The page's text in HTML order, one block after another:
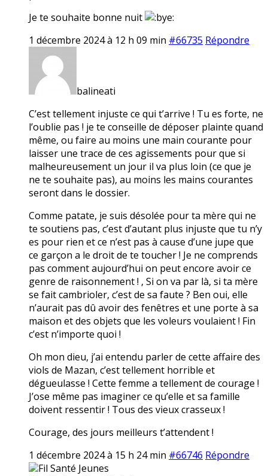
Je te souhaite bonne nuit
1 décembre 2024 à 12 h 09 min #66735 Répondre
balineati
C’est tellement injuste ce qui t’arrive ! Tu es forte, ne
l’oublie pas ! je te conseille de déposer plainte quand
même, ou faire au moins une main courante pour
laisser une trace de ces agissements pour que si
malheureusement un jour il va plus loin (ce que je
ne te souhaite pas), au moins les mains courantes
seront dans le dossier.
Comme patate, je suis désolée pour ta mère qui ne
te soutiens pas, c’est d’autant plus injuste que tu n’y
es pour rien et ce n’est pas à cause d’une jupe que
ce garçon a le droit de te toucher ! Je ne comprends
pas comment aujourd’hui on peut encore avoir ce
genre de raisonnement ! , Si on va par là, si ta mère
se fait cambrioler, c’est de sa faute ? Ben oui, elle
n’aurait pas dû avoir des fenêtres et une porte à sa
maison et des objets que les voleurs voulaient ! Fin
c’est n’importe quoi !
Oh mon dieu, j’ai entendu parler de cette affaire des
viols de Mazan, c’est tellement horrible et
dégueulasse ! Cette femme a tellement de courage !
J’ose même pas imaginer ce qu’elle et sa famille
doivent ressentir ! Tous des vieux crasseux !
Courage, des jours meilleurs t’attendent !
1 décembre 2024 à 15 h 24 min #66746 Répondre
Fil Santé Jeunes